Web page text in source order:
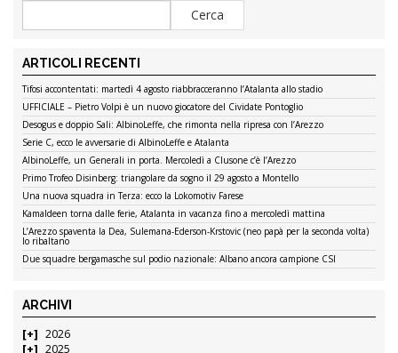
ARTICOLI RECENTI
Tifosi accontentati: martedì 4 agosto riabbracceranno l’Atalanta allo stadio
UFFICIALE – Pietro Volpi è un nuovo giocatore del Cividate Pontoglio
Desogus e doppio Sali: AlbinoLeffe, che rimonta nella ripresa con l’Arezzo
Serie C, ecco le avversarie di AlbinoLeffe e Atalanta
AlbinoLeffe, un Generali in porta. Mercoledì a Clusone c’è l’Arezzo
Primo Trofeo Disinberg: triangolare da sogno il 29 agosto a Montello
Una nuova squadra in Terza: ecco la Lokomotiv Farese
Kamaldeen torna dalle ferie, Atalanta in vacanza fino a mercoledì mattina
L’Arezzo spaventa la Dea, Sulemana-Ederson-Krstovic (neo papà per la seconda volta)
lo ribaltano
Due squadre bergamasche sul podio nazionale: Albano ancora campione CSI
ARCHIVI
2026
2025